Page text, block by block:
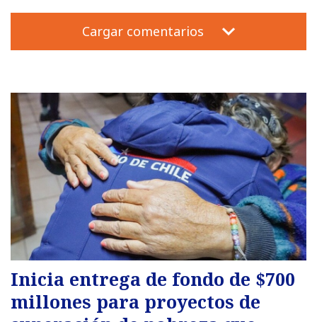
Cargar comentarios
Inicia entrega de fondo de $700
millones para proyectos de